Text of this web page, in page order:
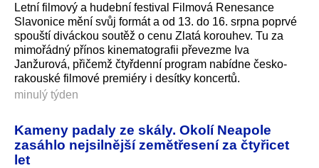
Letní filmový a hudební festival Filmová Renesance
Slavonice mění svůj formát a od 13. do 16. srpna poprvé
spouští diváckou soutěž o cenu Zlatá korouhev. Tu za
mimořádný přínos kinematografii převezme Iva
Janžurová, přičemž čtyřdenní program nabídne česko-
rakouské filmové premiéry i desítky koncertů.
minulý týden
Kameny padaly ze skály. Okolí Neapole
zasáhlo nejsilnější zemětřesení za čtyřicet
let